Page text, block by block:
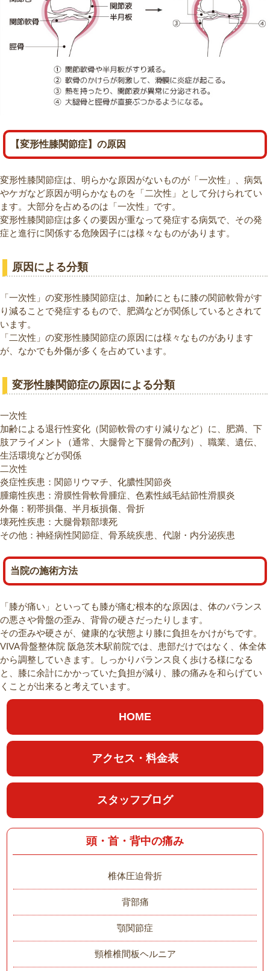
【変形性膝関節症】の原因
変形性膝関節症は、明らかな原因がないものが「一次性」、病気
やケガなど原因が明らかなものを「二次性」として分けられてい
ます。大部分を占めるのは「一次性」です。
変形性膝関節症は多くの要因が重なって発症する病気で、その発
症と進行に関係する危険因子には様々なものがあります。
原因による分類
「一次性」の変形性膝関節症は、加齢にともに膝の関節軟骨がす
り減ることで発症するもので、肥満などが関係しているとされて
います。
「二次性」の変形性膝関節症の原因には様々なものがあります
が、なかでも外傷が多くを占めています。
変形性膝関節症の原因による分類
一次性
加齢による退行性変化（関節軟骨のすり減りなど）に、肥満、下
肢アライメント（通常、大腿骨と下腿骨の配列）、職業、遺伝、
生活環境などが関係
二次性
炎症性疾患：関節リウマチ、化膿性関節炎
腫瘍性疾患：滑膜性骨軟骨腫症、色素性絨毛結節性滑膜炎
外傷：靭帯損傷、半月板損傷、骨折
壊死性疾患：大腿骨顆部壊死
その他：神経病性関節症、骨系統疾患、代謝・内分泌疾患
当院の施術方法
「膝が痛い」といっても膝が痛む根本的な原因は、体のバランス
の悪さや骨盤の歪み、背骨の硬さだったりします。
その歪みや硬さが、健康的な状態より膝に負担をかけがちです。
VIVA骨盤整体院 阪急茨木駅前院では、患部だけではなく、体全体
から調整していきます。しっかりバランス良く歩ける様になる
と、膝に余計にかかっていた負担が減り、膝の痛みを和らげてい
くことが出来ると考えています。
HOME
アクセス・料金表
スタッフブログ
頭・首・背中の痛み
椎体圧迫骨折
背部痛
顎関節症
頸椎椎間板ヘルニア